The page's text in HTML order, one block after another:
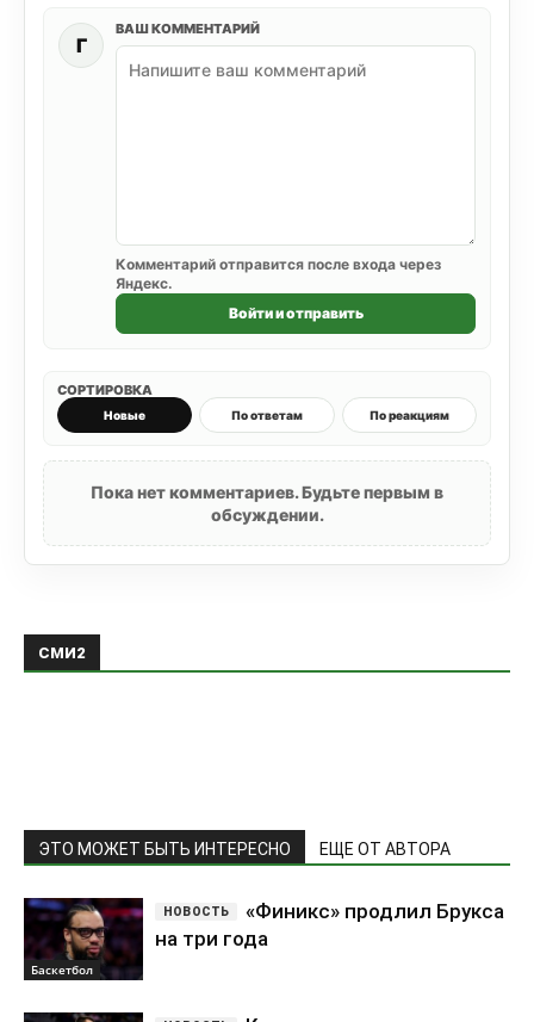
Г
ВАШ КОММЕНТАРИЙ
Комментарий отправится после входа через
Яндекс.
Войти и отправить
СОРТИРОВКА
Новые По ответам По реакциям
Пока нет комментариев. Будьте первым в
обсуждении.
СМИ2
ЭТО МОЖЕТ БЫТЬ ИНТЕРЕСНО ЕЩЕ ОТ АВТОРА
Баскетбол
«Финикс» продлил Брукса
на три года